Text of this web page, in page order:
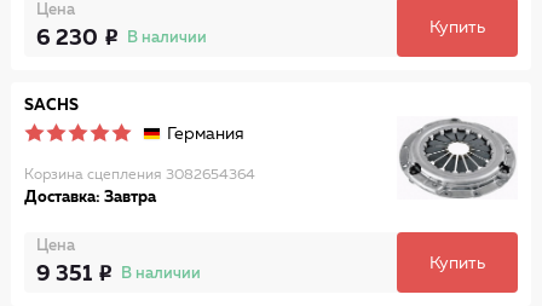
Цена
6 230 В наличии
Купить
SACHS
Германия
Корзина сцепления 3082654364
Доставка: Завтра
Цена
9 351 В наличии
Купить